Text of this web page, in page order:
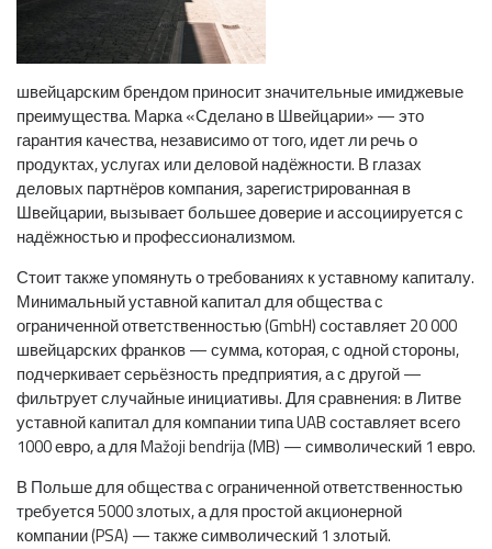
швейцарским брендом приносит значительные имиджевые
преимущества. Марка «Сделано в Швейцарии» — это
гарантия качества, независимо от того, идет ли речь о
продуктах, услугах или деловой надёжности. В глазах
деловых партнёров компания, зарегистрированная в
Швейцарии, вызывает большее доверие и ассоциируется с
надёжностью и профессионализмом.
Стоит также упомянуть о требованиях к уставному капиталу.
Минимальный уставной капитал для общества с
ограниченной ответственностью (GmbH) составляет 20 000
швейцарских франков — сумма, которая, с одной стороны,
подчеркивает серьёзность предприятия, а с другой —
фильтрует случайные инициативы. Для сравнения: в Литве
уставной капитал для компании типа UAB составляет всего
1000 евро, а для Mažoji bendrija (MB) — символический 1 евро.
В Польше для общества с ограниченной ответственностью
требуется 5000 злотых, а для простой акционерной
компании (PSA) — также символический 1 злотый.